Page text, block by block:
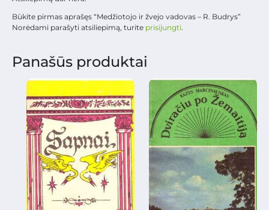
Būkite pirmas aprašęs “Medžiotojo ir žvejo vadovas – R. Budrys”
Norėdami parašyti atsiliepimą, turite prisijungti.
Panašūs produktai